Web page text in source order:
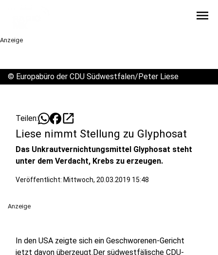
menu
Anzeige
© Europabüro der CDU Südwestfalen/Peter Liese
Teilen: open_in_new
Liese nimmt Stellung zu Glyphosat
Das Unkrautvernichtungsmittel Glyphosat steht
unter dem Verdacht, Krebs zu erzeugen.
Veröffentlicht: Mittwoch, 20.03.2019 15:48
Anzeige
In den USA zeigte sich ein Geschworenen-Gericht
jetzt davon überzeugt.Der südwestfälische CDU-